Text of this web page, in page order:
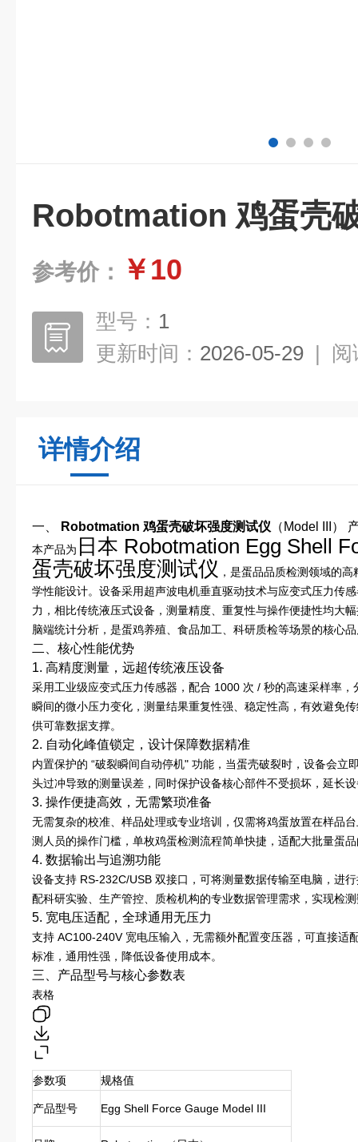
Robotmation 鸡蛋壳
参考价： ￥10
型号： 1
更新时间： 2026-05-29 | 阅
详情介绍
一、 Robotmation 鸡蛋壳破坏强度测试仪 （Model III）
本产品为 日本 Robotmation Egg Shell
蛋壳破坏强度测试仪 ，是蛋品品质检测领域的
学性能设计。设备采用超声波电机垂直驱动技术与应变式压力传
力，相比传统液压式设备，测量精度、重复性与操作便捷性均大
脑端统计分析，是蛋鸡养殖、食品加工、科研质检等场景的核心
二、核心性能优势
1. 高精度测量，远超传统液压设备
采用工业级应变式压力传感器，配合 1000 次 / 秒的高速采样率
瞬间的微小压力变化，测量结果重复性强、稳定性高，有效避免
供可靠数据支撑。
2. 自动化峰值锁定，设计保障数据精准
内置保护的 “破裂瞬间自动停机" 功能，当蛋壳破裂时，设备会立
头过冲导致的测量误差，同时保护设备核心部件不受损坏，延长
3. 操作便捷高效，无需繁琐准备
无需复杂的校准、样品处理或专业培训，仅需将鸡蛋放置在样品
测人员的操作门槛，单枚鸡蛋检测流程简单快捷，适配大批量蛋
4. 数据输出与追溯功能
设备支持 RS-232C/USB 双接口，可将测量数据传输至电脑，进
配科研实验、生产管控、质检机构的专业数据管理需求，实现检
5. 宽电压适配，全球通用无压力
支持 AC100-240V 宽电压输入，无需额外配置变压器，可直接适
标准，通用性强，降低设备使用成本。
三、产品型号与核心参数表
表格
参数项 规格值
产品型号 Egg Shell Force Gauge Model III